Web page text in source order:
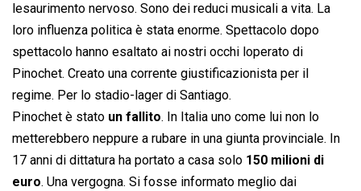
lesaurimento nervoso. Sono dei reduci musicali a vita. La
loro influenza politica è stata enorme. Spettacolo dopo
spettacolo hanno esaltato ai nostri occhi loperato di
Pinochet. Creato una corrente giustificazionista per il
regime. Per lo stadio-lager di Santiago.
Pinochet è stato un fallito. In Italia uno come lui non lo
metterebbero neppure a rubare in una giunta provinciale. In
17 anni di dittatura ha portato a casa solo 150 milioni di
euro. Una vergogna. Si fosse informato meglio dai